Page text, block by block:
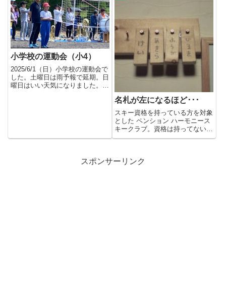
小学校の運動会（小4）
2025/6/1（日）小学校の運動会で
した。土曜日は雨予報で延期。日
曜日はいい天気になりました。短
名札が左になるほど･･･
スキー資格を持っている方を対象
とした ペンション ハーモニース
キークラブ。資格は持ってないけ
ど名札をかけて欲しいというお...
スポンサーリンク